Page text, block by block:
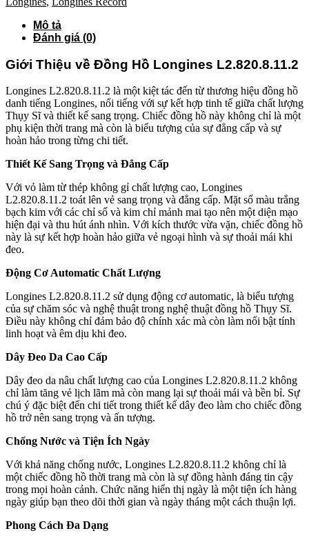
Mô tả
Đánh giá (0)
Giới Thiệu về Đồng Hồ Longines L2.820.8.11.2
Longines L2.820.8.11.2 là một kiệt tác đến từ thương hiệu đồng hồ
danh tiếng Longines, nổi tiếng với sự kết hợp tinh tế giữa chất lượng
Thụy Sĩ và thiết kế sang trọng. Chiếc đồng hồ này không chỉ là một
phụ kiện thời trang mà còn là biểu tượng của sự đẳng cấp và sự
hoàn hảo trong từng chi tiết.
Thiết Kế Sang Trọng và Đẳng Cấp
Với vỏ làm từ thép không gỉ chất lượng cao, Longines
L2.820.8.11.2 toát lên vẻ sang trọng và đẳng cấp. Mặt số màu trắng
bạch kim với các chỉ số và kim chỉ mảnh mai tạo nên một diện mạo
hiện đại và thu hút ánh nhìn. Với kích thước vừa vặn, chiếc đồng hồ
này là sự kết hợp hoàn hảo giữa vẻ ngoại hình và sự thoải mái khi
đeo.
Động Cơ Automatic Chất Lượng
Longines L2.820.8.11.2 sử dụng động cơ automatic, là biểu tượng
của sự chăm sóc và nghệ thuật trong nghệ thuật đồng hồ Thụy Sĩ.
Điều này không chỉ đảm bảo độ chính xác mà còn làm nổi bật tính
linh hoạt và êm dịu khi đeo.
Dây Đeo Da Cao Cấp
Dây đeo da nâu chất lượng cao của Longines L2.820.8.11.2 không
chỉ làm tăng vẻ lịch lãm mà còn mang lại sự thoải mái và bền bỉ. Sự
chú ý đặc biệt đến chi tiết trong thiết kế dây đeo làm cho chiếc đồng
hồ trở nên sang trọng và ấn tượng.
Chống Nước và Tiện Ích Ngày
Với khả năng chống nước, Longines L2.820.8.11.2 không chỉ là
một chiếc đồng hồ thời trang mà còn là sự đồng hành đáng tin cậy
trong mọi hoàn cảnh. Chức năng hiển thị ngày là một tiện ích hàng
ngày giúp bạn theo dõi thời gian và ngày tháng một cách thuận lợi.
Phong Cách Đa Dạng